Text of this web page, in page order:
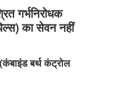
गर्भनिरोधक
का सेवन नहीं
बर्थ कंट्रोल